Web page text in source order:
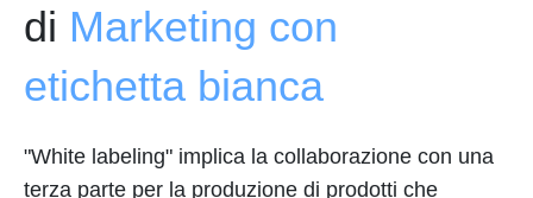
di Marketing con
etichetta bianca
"White labeling" implica la collaborazione con una
terza parte per la produzione di prodotti che